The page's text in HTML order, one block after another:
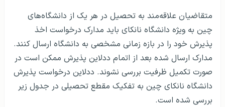
متقاضیان علاقه‌مند به تحصیل در هر یک از دانشگاه‌های
چین به ویژه دانشگاه نانکای باید مدارک درخواست اخذ
پذیرش خود را در بازه زمانی مشخصی به دانشگاه ارسال کنند.
مدارک ارسال شده بعد از اتمام ددلاین پذیرش ممکن است در
صورت تکمیل ظرفیت بررسی نشوند. ددلاین درخواست پذیرش
دانشگاه نانکای چین به تفکیک مقطع تحصیلی در جدول زیر
بررسی شده است.